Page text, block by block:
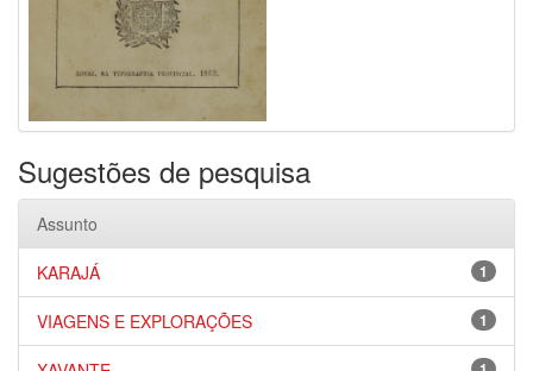
Sugestões de pesquisa
Assunto
1
KARAJÁ
1
VIAGENS E EXPLORAÇÕES